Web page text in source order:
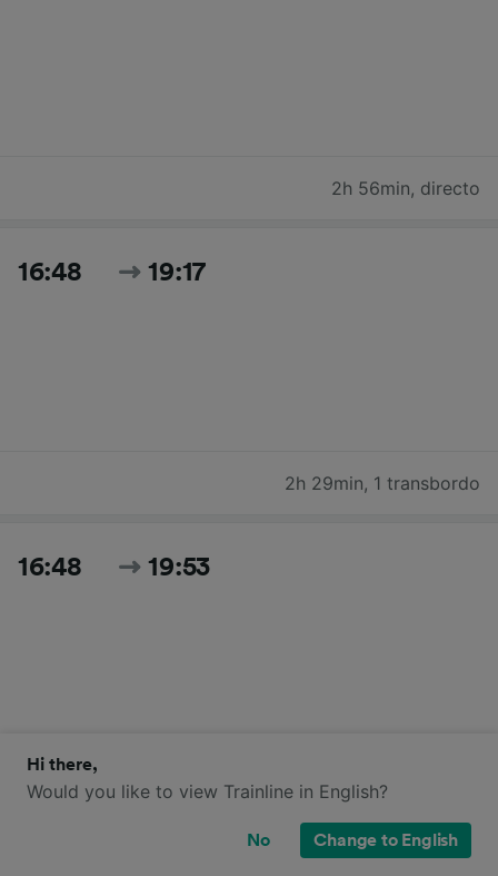
2h 56min, directo
16:48 19:17
2h 29min, 1 transbordo
16:48 19:53
Buscar todos los horarios y precios de hoy
Hi there,
Would you like to view Trainline in English?
No Change to English